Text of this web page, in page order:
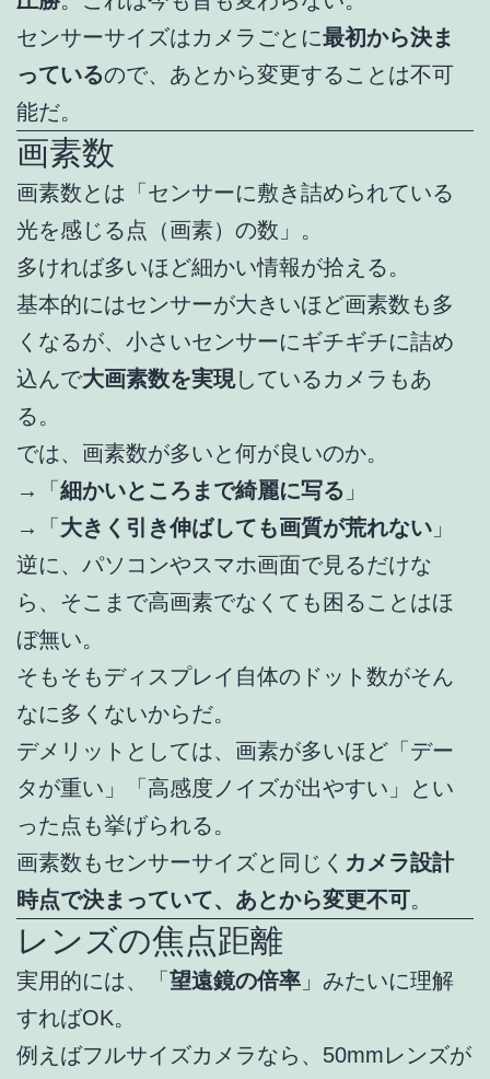
センサーサイズはカメラごとに最初から決ま
っているので、あとから変更することは不可
能だ。
画素数
画素数とは「センサーに敷き詰められている
光を感じる点（画素）の数」。
多ければ多いほど細かい情報が拾える。
基本的にはセンサーが大きいほど画素数も多
くなるが、小さいセンサーにギチギチに詰め
込んで大画素数を実現しているカメラもあ
る。
では、画素数が多いと何が良いのか。
→「 細かいところまで綺麗に写る 」
→「 大きく引き伸ばしても画質が荒れない 」
逆に、パソコンやスマホ画面で見るだけな
ら、そこまで高画素でなくても困ることはほ
ぼ無い。
そもそもディスプレイ自体のドット数がそん
なに多くないからだ。
デメリットとしては、画素が多いほど「デー
タが重い」「高感度ノイズが出やすい」とい
った点も挙げられる。
画素数もセンサーサイズと同じく カメラ設計
時点で決まっていて、あとから変更不可。
レンズの焦点距離
実用的には、「 望遠鏡の倍率 」みたいに理解
すればOK。
例えばフルサイズカメラなら、50mmレンズが